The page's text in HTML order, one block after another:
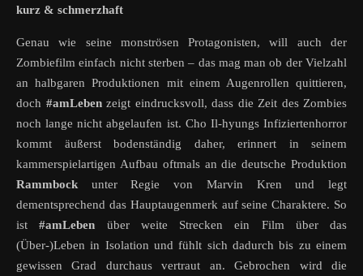
kurz & schmerzhaft
Genau wie seine monströsen Protagonisten, will auch der
Zombiefilm einfach nicht sterben – das mag man ob der Vielzahl
an halbgaren Produktionen mit einem Augenrollen quittieren,
doch #amLebenzeigt eindrucksvoll, dass die Zeit des Zombies
noch lange nicht abgelaufen ist. Cho Il-hyungs Infiziertenhorror
kommt äußerst bodenständig daher, erinnert in seinem
kammerspielartigen Aufbau oftmals an die deutsche Produktion
Rammbockunter Regie von Marvin Kren und legt
dementsprechend das Hauptaugenmerk auf seine Charaktere. So
ist#amLeben über weite Strecken ein Film über das
(Über-)Leben in Isolation und fühlt sich dadurch bis zu einem
gewissen Grad durchaus vertraut an. Gebrochen wird die